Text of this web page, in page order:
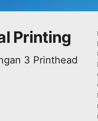
Printing
3 Printhead